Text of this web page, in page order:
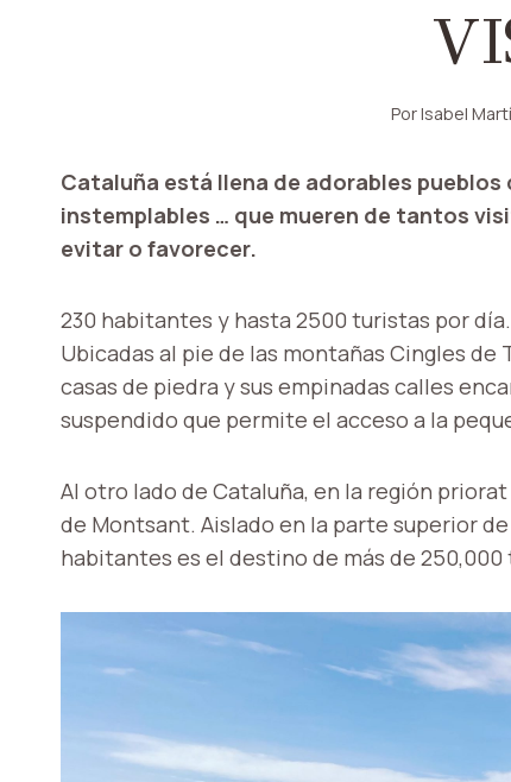
PorIsabel
Cataluña está llena de adorables
instemplables … que mueren de tantos
evitar o favorecer.
230 habitantes y hasta 2500 turistas por
Ubicadas al pie de las montañas Cingles
casas de piedra y sus empinadas calles
suspendido que permite el acceso a la
Al otro lado de Cataluña, en la región
de Montsant. Aislado en la parte superior
habitantes es el destino de más de 250,000